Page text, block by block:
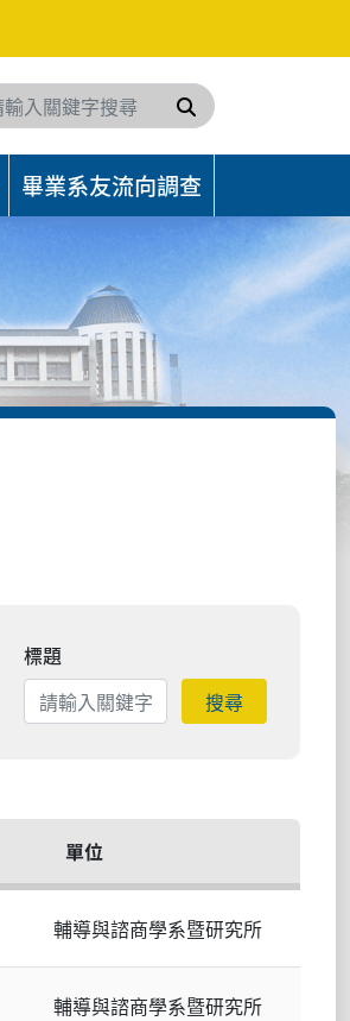
搜尋
畢業系友流向調查
標題
搜尋
單位
輔導與諮商學系暨研究所
輔導與諮商學系暨研究所